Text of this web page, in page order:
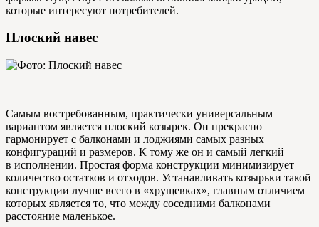
которые интересуют потребителей.
Плоский навес
Самым востребованным, практически универсальным
вариантом является плоский козырек. Он прекрасно
гармонирует с балконами и лоджиями самых разных
конфигураций и размеров. К тому же он и самый легкий
в исполнении. Простая форма конструкции минимизирует
количество остатков и отходов. Устанавливать козырьки такой
конструкции лучше всего в «хрущевках», главным отличием
которых является то, что между соседними балконами
расстояние маленькое.